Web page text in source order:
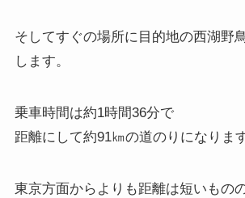
そしてすぐの場所に目的地の西湖野
します。
乗車時間は約1時間36分で
距離にして約91㎞の道のりになります
東京方面からよりも距離は短いもの